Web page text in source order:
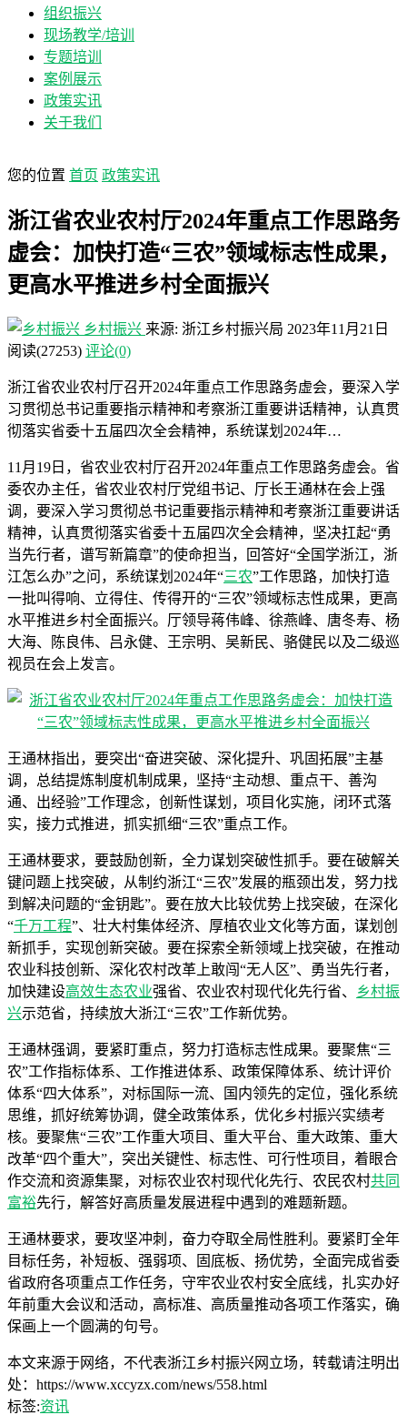
组织振兴
现场教学/培训
专题培训
案例展示
政策实讯
关于我们
您的位置 首页 政策实讯
浙江省农业农村厅2024年重点工作思路务
虚会：加快打造“三农”领域标志性成果，
更高水平推进乡村全面振兴
乡村振兴 来源: 浙江乡村振兴局 2023年11月21日
阅读(27253) 评论(0)
浙江省农业农村厅召开2024年重点工作思路务虚会，要深入学
习贯彻总书记重要指示精神和考察浙江重要讲话精神，认真贯
彻落实省委十五届四次全会精神，系统谋划2024年…
11月19日，省农业农村厅召开2024年重点工作思路务虚会。省
委农办主任，省农业农村厅党组书记、厅长王通林在会上强
调，要深入学习贯彻总书记重要指示精神和考察浙江重要讲话
精神，认真贯彻落实省委十五届四次全会精神，坚决扛起“勇
当先行者，谱写新篇章”的使命担当，回答好“全国学浙江，浙
江怎么办”之问，系统谋划2024年“三农”工作思路，加快打造
一批叫得响、立得住、传得开的“三农”领域标志性成果，更高
水平推进乡村全面振兴。厅领导蒋伟峰、徐燕峰、唐冬寿、杨
大海、陈良伟、吕永健、王宗明、吴新民、骆健民以及二级巡
视员在会上发言。
王通林指出，要突出“奋进突破、深化提升、巩固拓展”主基
调，总结提炼制度机制成果，坚持“主动想、重点干、善沟
通、出经验”工作理念，创新性谋划，项目化实施，闭环式落
实，接力式推进，抓实抓细“三农”重点工作。
王通林要求，要鼓励创新，全力谋划突破性抓手。要在破解关
键问题上找突破，从制约浙江“三农”发展的瓶颈出发，努力找
到解决问题的“金钥匙”。要在放大比较优势上找突破，在深化
“千万工程”、壮大村集体经济、厚植农业文化等方面，谋划创
新抓手，实现创新突破。要在探索全新领域上找突破，在推动
农业科技创新、深化农村改革上敢闯“无人区”、勇当先行者，
加快建设高效生态农业强省、农业农村现代化先行省、
乡村振
兴示范省，持续放大浙江“三农”工作新优势。
王通林强调，要紧盯重点，努力打造标志性成果。要聚焦“三
农”工作指标体系、工作推进体系、政策保障体系、统计评价
体系“四大体系”，对标国际一流、国内领先的定位，强化系统
思维，抓好统筹协调，健全政策体系，优化乡村振兴实绩考
核。要聚焦“三农”工作重大项目、重大平台、重大政策、重大
改革“四个重大”，突出关键性、标志性、可行性项目，着眼合
作交流和资源集聚，对标农业农村现代化先行、农民农村共同
富裕先行，解答好高质量发展进程中遇到的难题新题。
王通林要求，要攻坚冲刺，奋力夺取全局性胜利。要紧盯全年
目标任务，补短板、强弱项、固底板、扬优势，全面完成省委
省政府各项重点工作任务，守牢农业农村安全底线，扎实办好
年前重大会议和活动，高标准、高质量推动各项工作落实，确
保画上一个圆满的句号。
本文来源于网络，不代表浙江乡村振兴网立场，转载请注明出
处：https://www.xccyzx.com/news/558.html
标签:资讯